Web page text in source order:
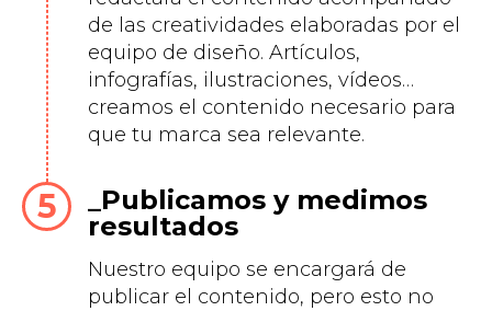
de las creatividades elaboradas por el
equipo de diseño. Artículos,
infografías, ilustraciones, vídeos…
creamos el contenido necesario para
que tu marca sea relevante.
Publicamos y medimos
resultados
Nuestro equipo se encargará de
publicar el contenido, pero esto no